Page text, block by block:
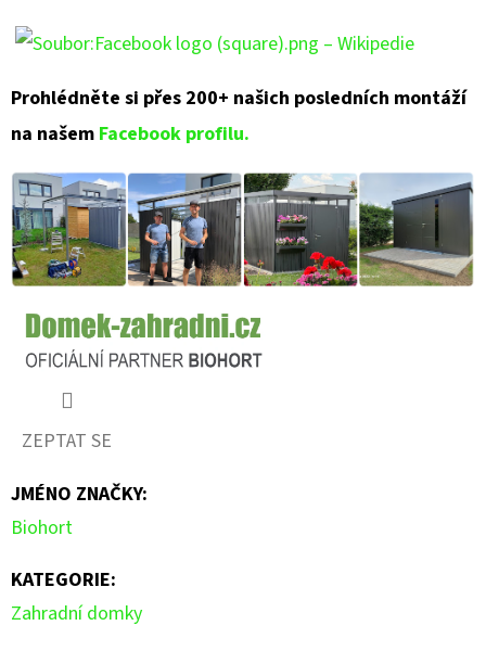
Prohlédněte si přes 200+ našich posledních montáží
na našem Facebook profilu.
ZEPTAT SE
JMÉNO ZNAČKY:
Biohort
KATEGORIE:
Zahradní domky